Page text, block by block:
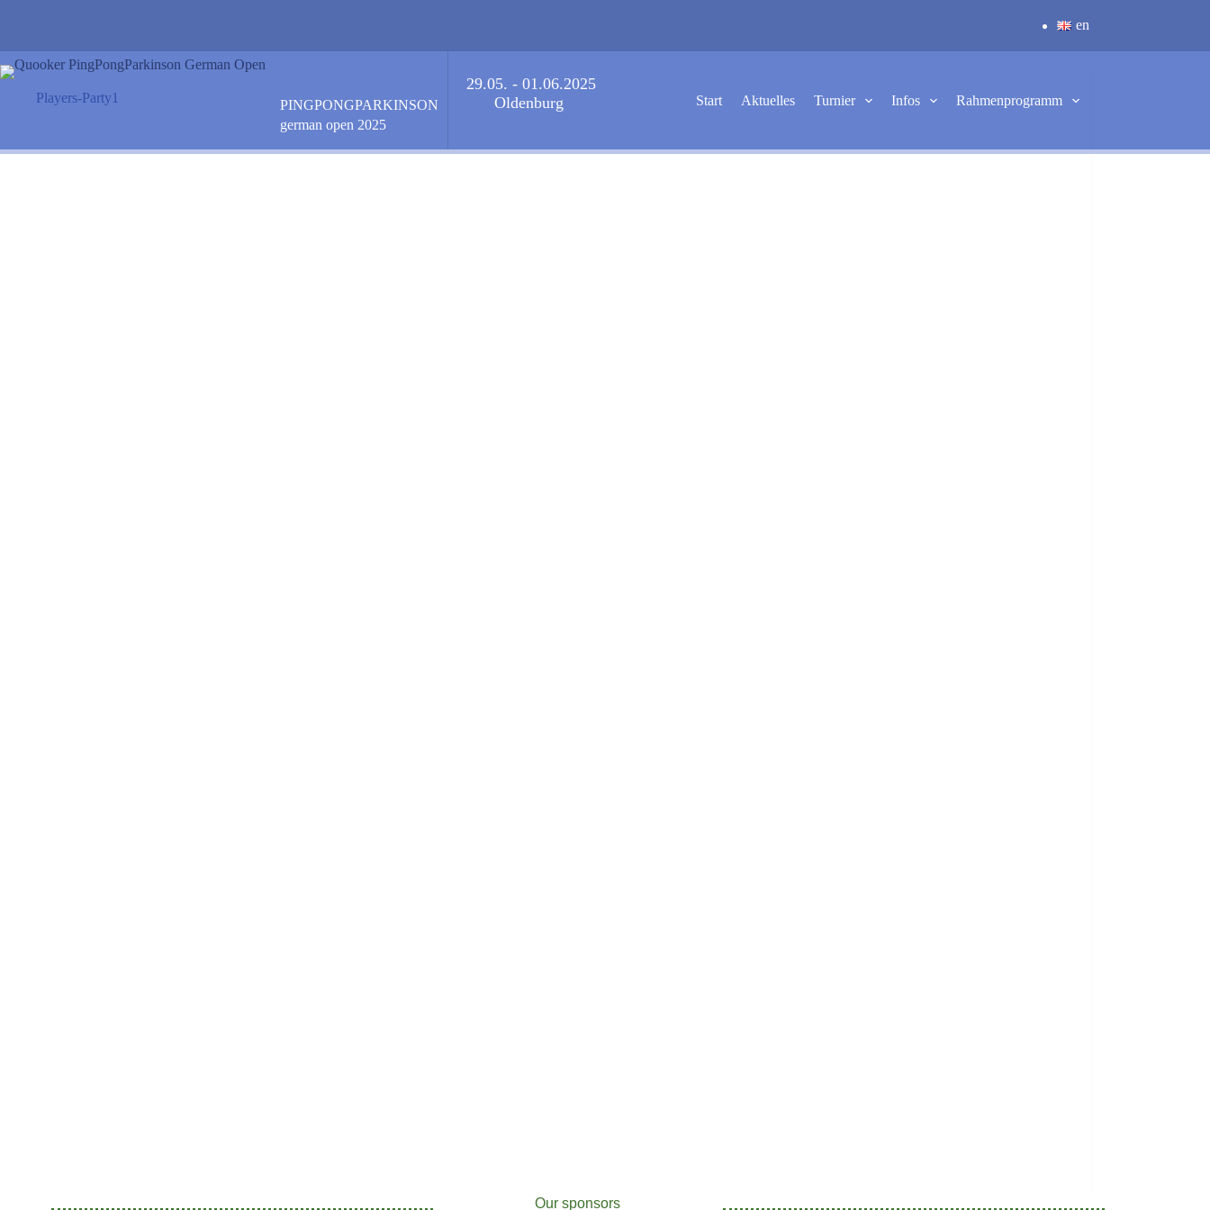
en
PINGPONGPARKINSON
german open 2025
29.05. - 01.06.2025
Oldenburg
Start Aktuelles Turnier Infos Rahmenprogramm
Players-Party1
Our sponsors